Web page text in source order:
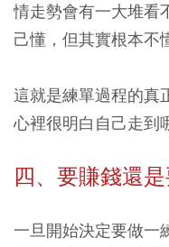
情走勢會有一大堆看
己懂，但其實根本不
這就是練單過程的真
心裡很明白自己走到
四、要賺錢還
一旦開始決定要做一